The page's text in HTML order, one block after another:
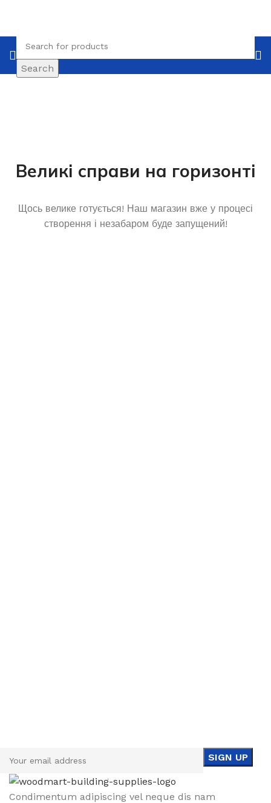
Search
Великі справи на горизонті
Щось велике готується! Наш магазин вже у процесі
створення і незабаром буде запущений!
Condimentum adipiscing vel neque dis nam